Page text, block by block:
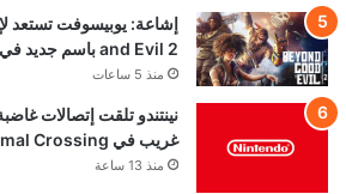
and Evil 2 باسم جديد في TGA 2026
منذ 5 ساعات
نينتندو تلقت إتصالات
غريب في Animal Crossing
منذ 13 ساعة